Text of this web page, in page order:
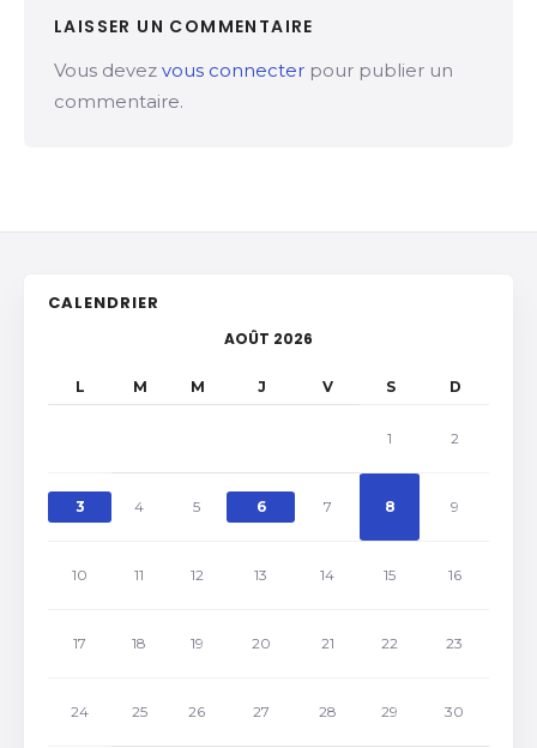
LAISSER UN COMMENTAIRE
Vous devez vous connecter pour publier un
commentaire.
CALENDRIER
AOÛT 2026
L M M J V S D
1 2
3 4 5 6 7 8 9
10 11 12 13 14 15 16
17 18 19 20 21 22 23
24 25 26 27 28 29 30